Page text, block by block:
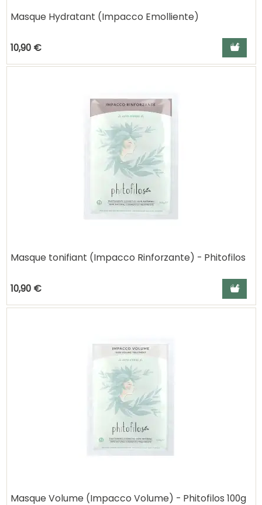
Masque Hydratant (Impacco Emolliente)
10,90 € Ajouter
Masque tonifiant (Impacco Rinforzante) - Phitofilos
10,90 € Ajouter
Masque Volume (Impacco Volume) - Phitofilos 100g